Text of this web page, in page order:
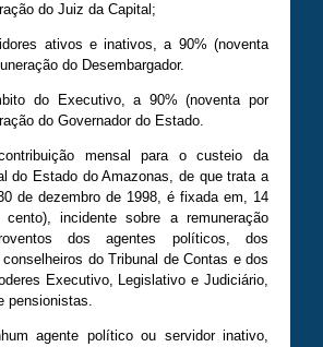
do Juiz da Capital;
ativos e inativos, a 90% (noventa
do Desembargador.
do Executivo, a 90% (noventa por
do Governador do Estado.
mensal para o custeio da
do Estado do Amazonas, de que trata a
de dezembro de 1998, é fixada em, 14
incidente sobre a remuneração
dos agentes políticos, dos
do Tribunal de Contas e dos
Executivo, Legislativo e Judiciário,
pensionistas.
agente político ou servidor inativo,